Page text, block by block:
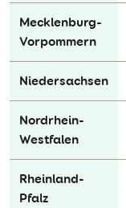
Mecklenburg-
Vorpommern
Niedersachsen
Nordrhein-
Westfalen
Rheinland-
Pfalz